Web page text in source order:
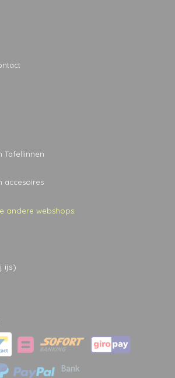
Tafellinnen
accesoires
andere webshops:
ijs)